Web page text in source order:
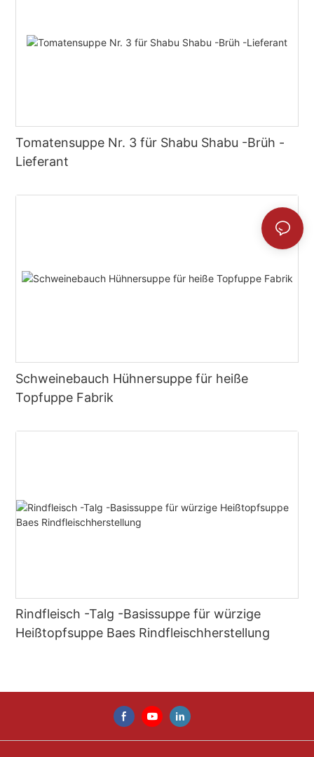
Tomatensuppe Nr. 3 für Shabu Shabu -Brüh -
Lieferant
Schweinebauch Hühnersuppe für heiße
Topfuppe Fabrik
Rindfleisch -Talg -Basissuppe für würzige
Heißtopfsuppe Baes Rindfleischherstellung